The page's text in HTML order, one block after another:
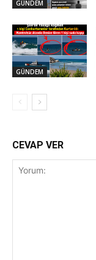
GÜNDEM
GÜNDEM
CEVAP VER